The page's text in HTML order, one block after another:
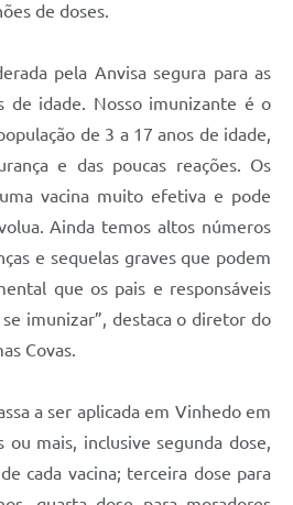
de doses.
pela Anvisa segura para as
de idade. Nosso imunizante é o
de 3 a 17 anos de idade,
e das poucas reações. Os
vacina muito efetiva e pode
Ainda temos altos números
e sequelas graves que podem
que os pais e responsáveis
imunizar”, destaca o diretor do
Covas.
a ser aplicada em Vinhedo em
ou mais, inclusive segunda dose,
cada vacina; terceira dose para